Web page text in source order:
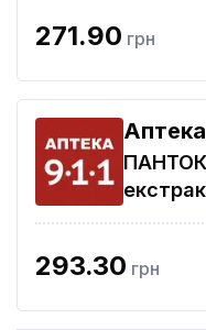
271.90 грн
Aптека
293.30 грн